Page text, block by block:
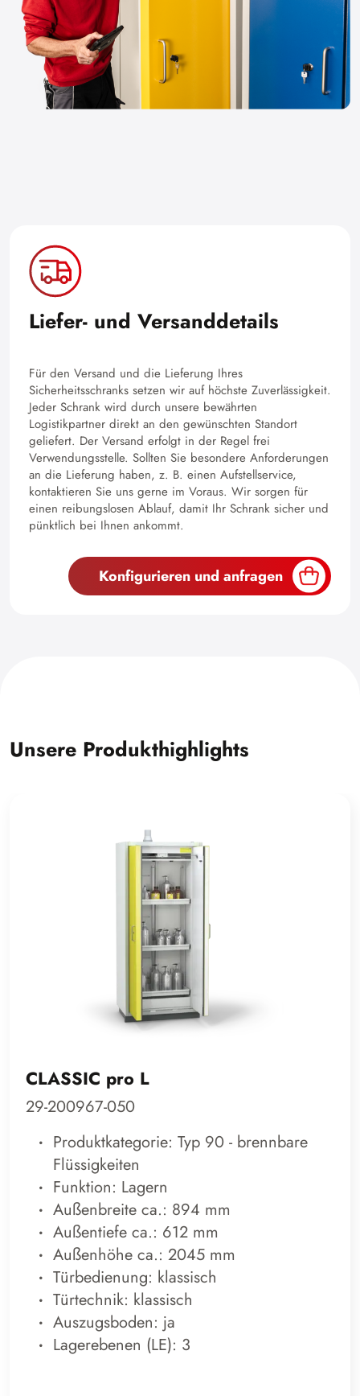
Liefer- und Versanddetails
Für den Versand und die Lieferung Ihres
Sicherheitsschranks setzen wir auf höchste Zuverlässigkeit.
Jeder Schrank wird durch unsere bewährten
Logistikpartner direkt an den gewünschten Standort
geliefert. Der Versand erfolgt in der Regel frei
Verwendungsstelle. Sollten Sie besondere Anforderungen
an die Lieferung haben, z. B. einen Aufstellservice,
kontaktieren Sie uns gerne im Voraus. Wir sorgen für
einen reibungslosen Ablauf, damit Ihr Schrank sicher und
pünktlich bei Ihnen ankommt.
Konfigurieren und anfragen
Unsere Produkthighlights
CLASSIC pro L
29-200967-050
Produktkategorie: Typ 90 - brennbare
Flüssigkeiten
Funktion: Lagern
Außenbreite ca.: 894 mm
Außentiefe ca.: 612 mm
Außenhöhe ca.: 2045 mm
Türbedienung: klassisch
Türtechnik: klassisch
Auszugsboden: ja
Lagerebenen (LE): 3